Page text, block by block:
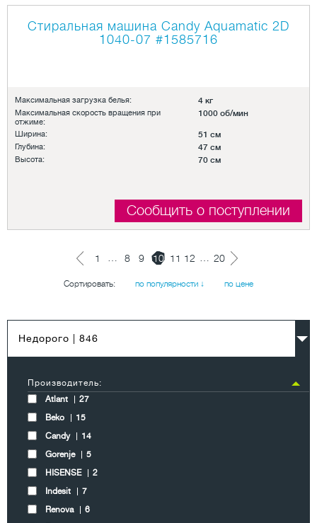
Стиральная машина Candy Aquamatic 2D
1040-07 #1585716
Максимальная загрузка белья: 4 кг
Максимальная скорость вращения при
отжиме:
1000 об/мин
Ширина: 51 см
Глубина: 47 см
Высота: 70 см
Сообщить о поступлении
1 8 9 10 11 12 20
Сортировать: по популярности ↓ по цене
Недорого | 846
Производитель:
Atlant
27
Beko
15
Candy
14
Gorenje
5
HISENSE
2
Indesit
7
Renova
6